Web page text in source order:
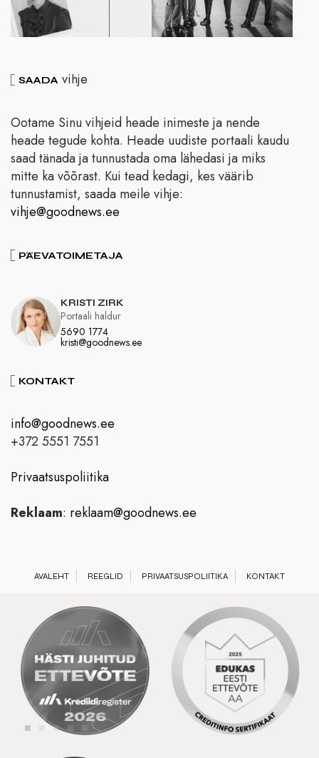
SAADA vihje
Ootame Sinu vihjeid heade inimeste ja nende
heade tegude kohta. Heade uudiste portaali kaudu
saad tänada ja tunnustada oma lähedasi ja miks
mitte ka võõrast. Kui tead kedagi, kes väärib
tunnustamist, saada meile vihje:
vihje@goodnews.ee
PÄEVATOIMETAJA
KRISTI ZIRK
5690 1774
kristi@goodnews.ee
Portaali haldur
KONTAKT
info@goodnews.ee
+372 5551 7551
Privaatsuspoliitika
Reklaam: reklaam@goodnews.ee
AVALEHT REEGLID PRIVAATSUSPOLIITIKA KONTAKT